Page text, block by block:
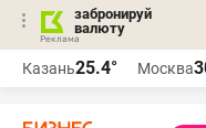
забронируй
валюту
Казань25.4° Москва